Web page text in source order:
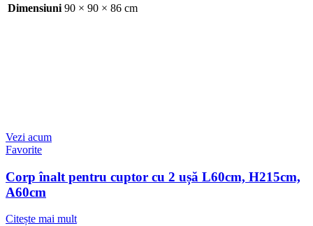
Dimensiuni 90 × 90 × 86 cm
Vezi acum
Favorite
Corp înalt pentru cuptor cu 2 ușă L60cm, H215cm,
A60cm
Citește mai mult